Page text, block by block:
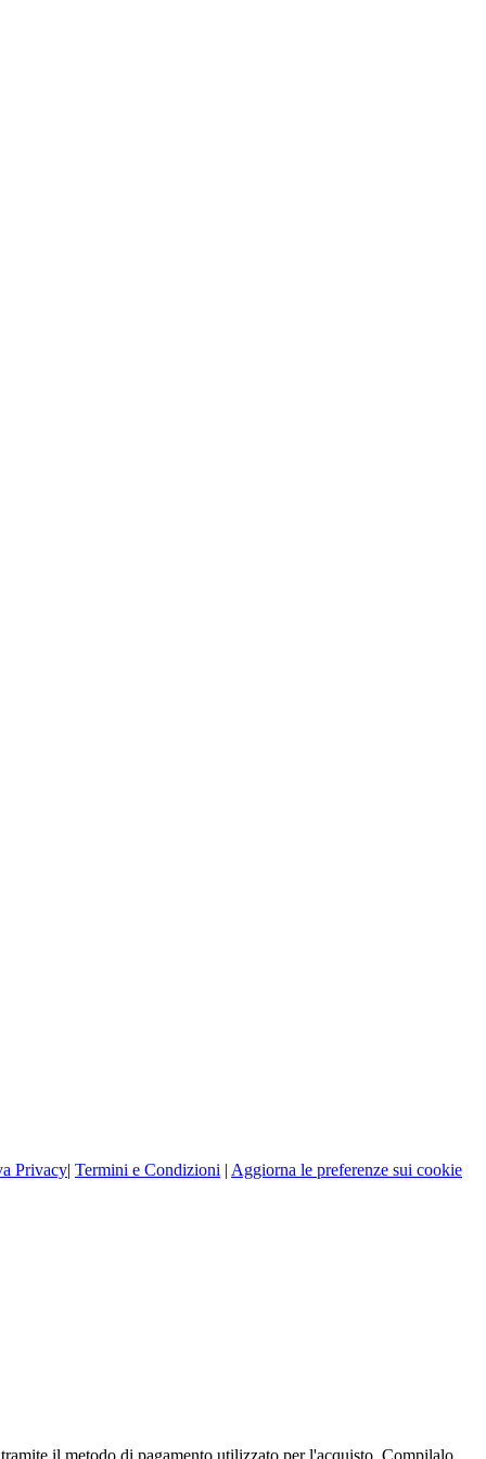
Privacy| Termini e Condizioni | Aggiorna le preferenze sui cookie
il metodo di pagamento utilizzato per l'acquisto. Compilalo